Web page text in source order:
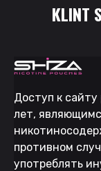
KLINT
Доступ к
лет,
противном
употреблять